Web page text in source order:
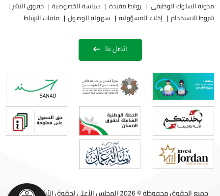
مدونة السلوك الوظيفي روابط مفيدة سياسة الخصوصية
حقوق النشر
شروط الاستخدام
إخلاء المسؤولية سهولة الوصول ملفات الارتباط
اتصل بنا
جميع الحقوق محفوظة © 2026 المجلس الأعلى لحقوق الأشخاص ذوي